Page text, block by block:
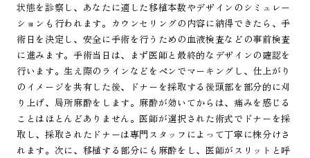
状態を診察し、あなたに適した移植本数やデザインのシミュレー
ションも行われます。カウンセリングの内容に納得できたら、手
術日を決定し、安全に手術を行うための血液検査などの事前検査
に進みます。手術当日は、まず医師と最終的なデザインの確認を
行います。生え際のラインなどをペンでマーキングし、仕上がり
のイメージを共有した後、ドナーを採取する後頭部を部分的に刈
り上げ、局所麻酔をします。麻酔が効いてからは、痛みを感じる
ことはほとんどありません。医師が選択された術式でドナーを採
取し、採取されたドナーは専門スタッフによって丁寧に株分けさ
れます。次に、移植する部分にも麻酔をし、医師がスリットと呼